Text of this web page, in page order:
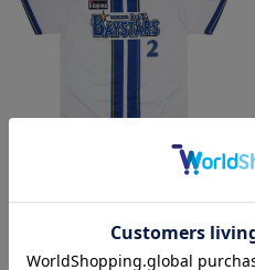
【90日間前後お届け】オーセンティ
¥48,000(税込)